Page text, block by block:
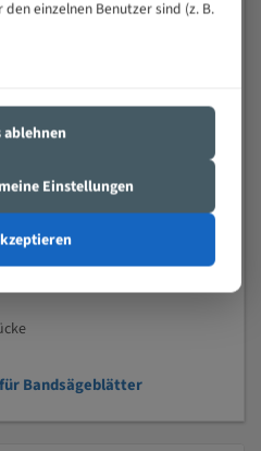
Federstahl
/ Rohre
Bandsägeblätter
einzelnen Benutzer sind (z. B.
ablehnen
Einstellungen